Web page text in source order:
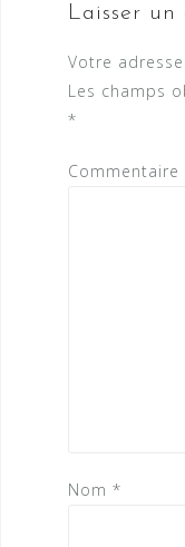
Laisser
Votre
Les champs
*
Commentaire
Nom *